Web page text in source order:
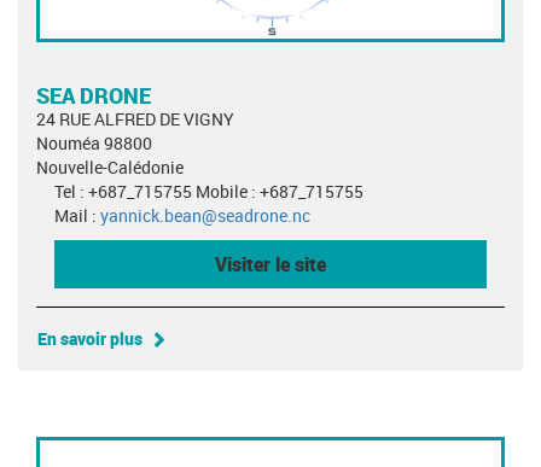
SEA DRONE
24 RUE ALFRED DE VIGNY
Nouméa 98800
Nouvelle-Calédonie
Tel : +687_715755 Mobile : +687_715755
Mail : yannick.bean@seadrone.nc
Visiter le site
En savoir plus